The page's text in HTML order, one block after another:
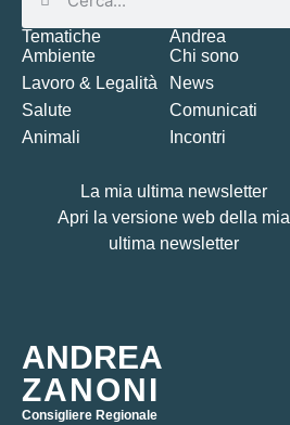
ANDREA
ZANONI
Consigliere Regionale
Tematiche
Ambiente
Lavoro & Legalità
Salute
Animali
Andrea
Chi sono
News
Comunicati
Incontri
La mia ultima newsletter
Apri la versione web della mia
ultima newsletter